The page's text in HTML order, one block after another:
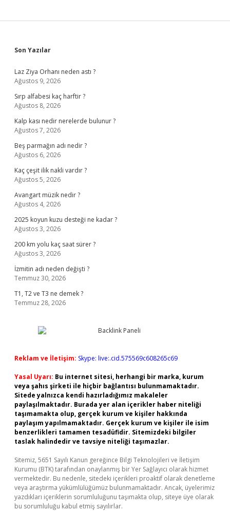
Sidebar
Son Yazılar
Laz Ziya Orhanı neden astı ?
Ağustos 9, 2026
Sırp alfabesi kaç harftir ?
Ağustos 8, 2026
Kalp kası nedir nerelerde bulunur ?
Ağustos 7, 2026
Beş parmağın adı nedir ?
Ağustos 6, 2026
Kaç çeşit ilik nakli vardır ?
Ağustos 5, 2026
Avangart müzik nedir ?
Ağustos 4, 2026
2025 koyun kuzu desteği ne kadar ?
Ağustos 3, 2026
200 km yolu kaç saat sürer ?
Ağustos 3, 2026
İzmitin adı neden değişti ?
Temmuz 30, 2026
T1, T2 ve T3 ne demek ?
Temmuz 28, 2026
Reklam ve İletişim: Skype: live:.cid.575569c608265c69
Yasal Uyarı: Bu internet sitesi, herhangi bir marka, kurum
veya şahıs şirketi ile hiçbir bağlantısı bulunmamaktadır.
Sitede yalnızca kendi hazırladığımız makaleler
paylaşılmaktadır. Burada yer alan içerikler haber niteliği
taşımamakta olup, gerçek kurum ve kişiler hakkında
paylaşım yapılmamaktadır. Gerçek kurum ve kişiler ile isim
benzerlikleri tamamen tesadüfidir. Sitemizdeki bilgiler
taslak halindedir ve tavsiye niteliği taşımazlar.
Sitemiz, 5651 Sayılı Kanun gereğince Bilgi Teknolojileri ve İletişim
Kurumu (BTK) tarafından onaylanmış bir Yer Sağlayıcı olarak hizmet
vermektedir. Bu nedenle, sitedeki içerikleri proaktif olarak denetleme
veya araştırma yükümlülüğümüz bulunmamaktadır. Ancak, üyelerimiz
yazdıkları içeriklerin sorumluluğunu taşımakta olup, siteye üye olarak
bu sorumluluğu kabul etmiş sayılırlar.